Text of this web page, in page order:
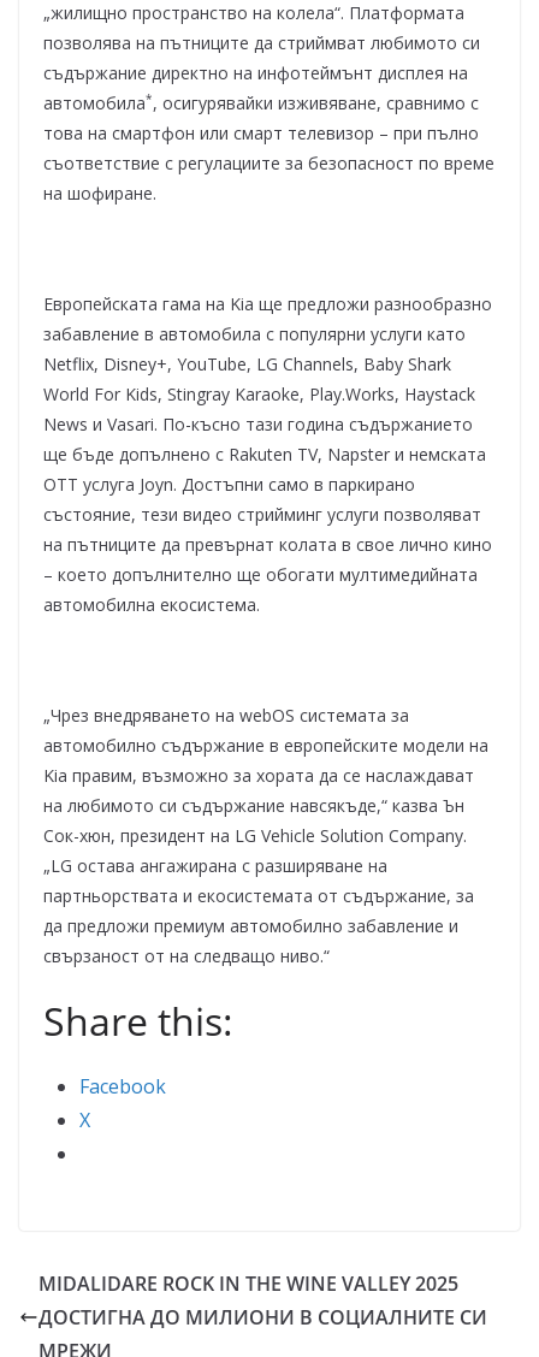
„жилищно пространство на колела“. Платформата
позволява на пътниците да стриймват любимото си
съдържание директно на инфотеймънт дисплея на
автомобила*, осигурявайки изживяване, сравнимо с
това на смартфон или смарт телевизор – при пълно
съответствие с регулациите за безопасност по време
на шофиране.
Европейската гама на Kia ще предложи разнообразно
забавление в автомобила с популярни услуги като
Netflix, Disney+, YouTube, LG Channels, Baby Shark
World For Kids, Stingray Karaoke, Play.Works, Haystack
News и Vasari. По-късно тази година съдържанието
ще бъде допълнено с Rakuten TV, Napster и немската
OTT услуга Joyn. Достъпни само в паркирано
състояние, тези видео стрийминг услуги позволяват
на пътниците да превърнат колата в свое лично кино
– което допълнително ще обогати мултимедийната
автомобилна екосистема.
„Чрез внедряването на webOS системата за
автомобилно съдържание в европейските модели на
Kia правим, възможно за хората да се наслаждават
на любимото си съдържание навсякъде,“ казва Ън
Сок-хюн, президент на LG Vehicle Solution Company.
„LG остава ангажирана с разширяване на
партньорствата и екосистемата от съдържание, за
да предложи премиум автомобилно забавление и
свързаност от на следващо ниво.“
Share this:
Facebook
X
MIDALIDARE ROCK IN THE WINE VALLEY 2025
ДОСТИГНА ДО МИЛИОНИ В СОЦИАЛНИТЕ СИ
МРЕЖИ